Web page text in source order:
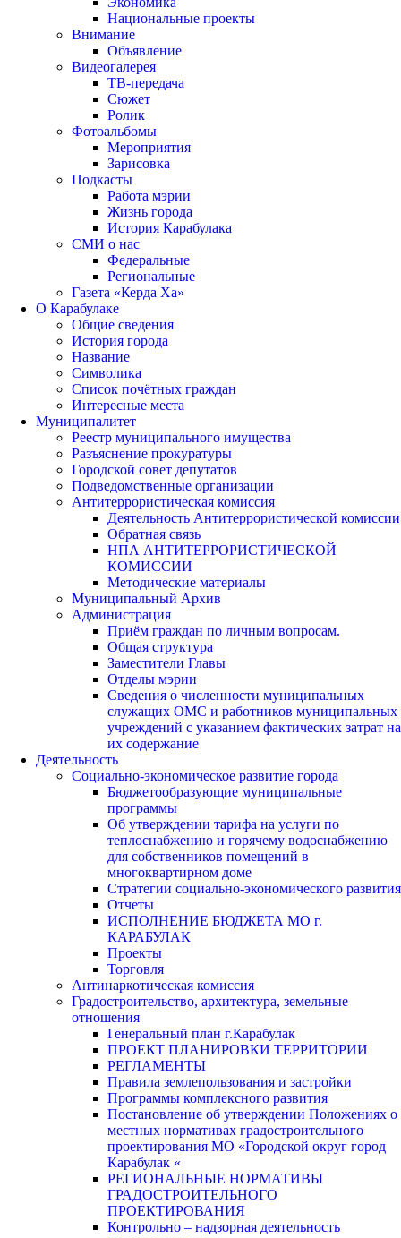
Национальные проекты
Внимание
Объявление
Видеогалерея
ТВ-передача
Сюжет
Ролик
Фотоальбомы
Мероприятия
Зарисовка
Подкасты
Работа мэрии
Жизнь города
История Карабулака
СМИ о нас
Федеральные
Региональные
Газета «Керда Ха»
О Карабулаке
Общие сведения
История города
Название
Символика
Список почётных граждан
Интересные места
Муниципалитет
Реестр муниципального имущества
Разъяснение прокуратуры
Городской совет депутатов
Подведомственные организации
Антитеррористическая комиссия
Деятельность Антитеррористической комиссии
Обратная связь
НПА АНТИТЕРРОРИСТИЧЕСКОЙ
КОМИССИИ
Методические материалы
Муниципальный Архив
Администрация
Приём граждан по личным вопросам.
Общая структура
Заместители Главы
Отделы мэрии
Сведения о численности муниципальных
служащих ОМС и работников муниципальных
учреждений с указанием фактических затрат на
их содержание
Деятельность
Социально-экономическое развитие города
Бюджетообразующие муниципальные
программы
Об утверждении тарифа на услуги по
теплоснабжению и горячему водоснабжению
для собственников помещений в
многоквартирном доме
Стратегии социально-экономического развития
Отчеты
ИСПОЛНЕНИЕ БЮДЖЕТА МО г.
КАРАБУЛАК
Проекты
Торговля
Антинаркотическая комиссия
Градостроительство, архитектура, земельные
отношения
Генеральный план г.Карабулак
ПРОЕКТ ПЛАНИРОВКИ ТЕРРИТОРИИ
РЕГЛАМЕНТЫ
Правила землепользования и застройки
Программы комплексного развития
Постановление об утверждении Положениях о
местных нормативах градостроительного
проектирования МО «Городской округ город
Карабулак «
РЕГИОНАЛЬНЫЕ НОРМАТИВЫ
ГРАДОСТРОИТЕЛЬНОГО
ПРОЕКТИРОВАНИЯ
Контрольно – надзорная деятельность